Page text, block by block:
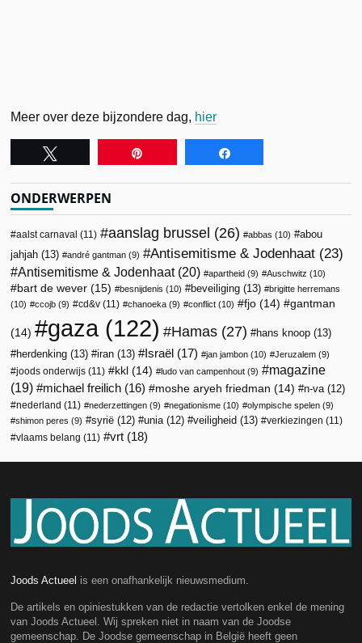
Meer over deze bijzondere dag, hier
ONDERWERPEN
aalst carnaval (11) aanslag brussel (26) abbas (10)
abou
jahjah (13) andré gantman (9) Antisemitisme & Jodenhaat (23)
Antisemitisme & Jodenhaat(20) apartheid (9) Auschwitz (10)
bart de wever (15) besnijdenis (10) beveiliging (13)
brigitte herremans
(10)
ccojb (9) cd&v (11) chanoeka (9) conflict (10) fjo (14) gantman
(14) gaza (122) Hamas (27) hans knoop (13)
herdenking (13) iran (13) Israël (17) jan jambon (10) Jeruzalem (9)
joods onderwijs (11) kkl (14) ludo van campenhout (9)
magazine
(19)
michael freilich (16) moshe aryeh friedman (14) n-va (12)
nederland (11) nederzettingen (9) negationisme (10) olympische spelen (9)
shimon peres (9) syrië (12) unia (12) veiligheid (13) verkiezingen (11)
vlaams belang (11) vrt (18)
Joods Actueel is een onafhankelijk nieuwsmedium.
De artikels en opiniestukken van de redactie vertolken enkel de mening
van Joods Actueel. Wij spreken niet in naam van de Joodse
gemeenschap. De Joodse gemeenschap in België heeft geen